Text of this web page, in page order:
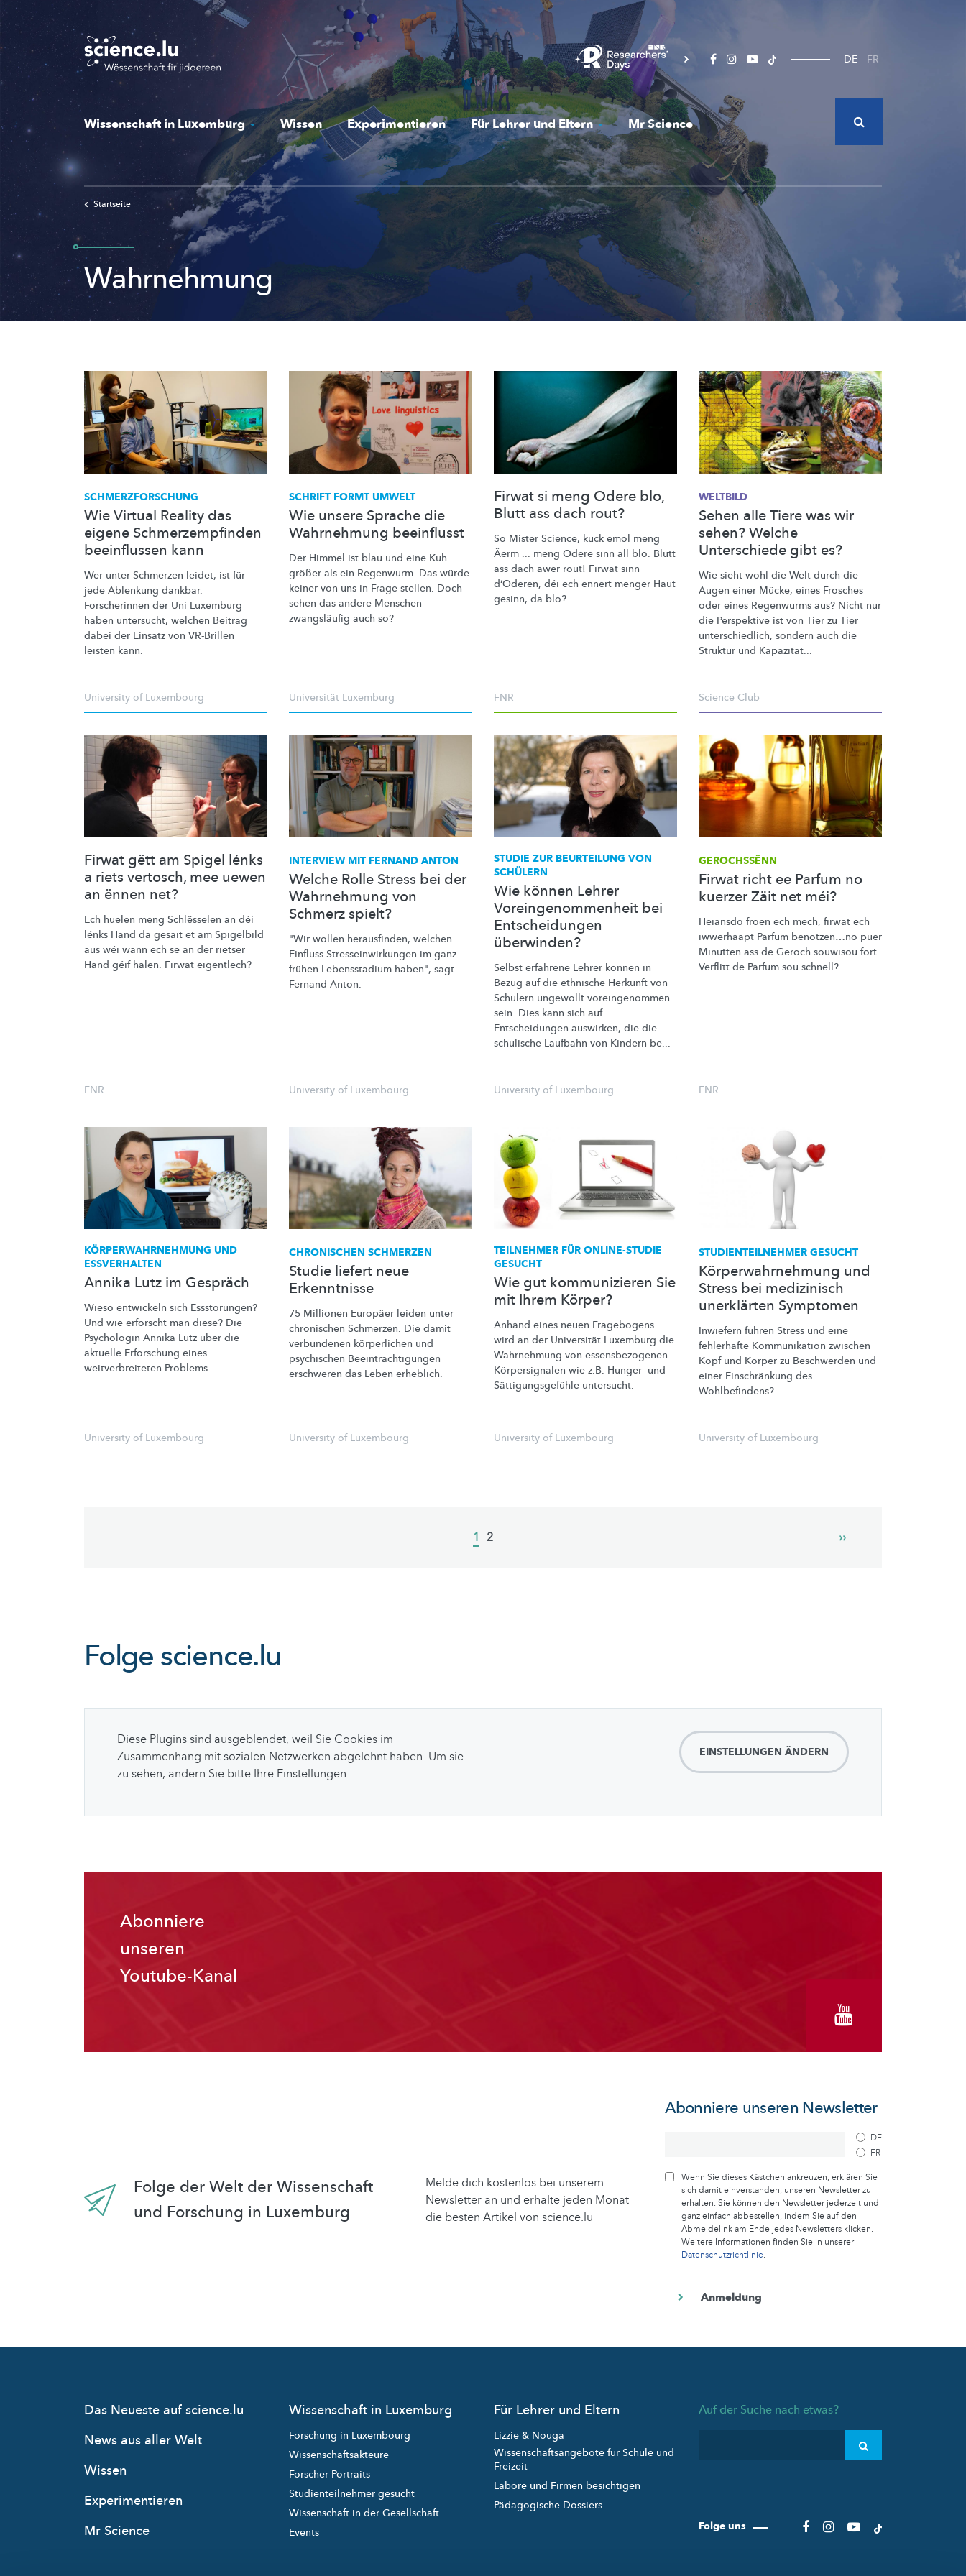
Skip
to
main
content
DE FR
Wissenschaft in Luxemburg Wissen Experimentieren Für Lehrer und Eltern Mr Science
Startseite
Wahrnehmung
SCHMERZFORSCHUNG
Wie Virtual Reality das
eigene Schmerzempfinden
beeinflussen kann
Wer unter Schmerzen leidet, ist für
jede Ablenkung dankbar.
Forscherinnen der Uni Luxemburg
haben untersucht, welchen Beitrag
dabei der Einsatz von VR-Brillen
leisten kann.
University of Luxembourg
SCHRIFT FORMT UMWELT
Wie unsere Sprache die
Wahrnehmung beeinflusst
Der Himmel ist blau und eine Kuh
größer als ein Regenwurm. Das würde
keiner von uns in Frage stellen. Doch
sehen das andere Menschen
zwangsläufig auch so?
Universität Luxemburg
Firwat si meng Odere blo,
Blutt ass dach rout?
So Mister Science, kuck emol meng
Äerm ... meng Odere sinn all blo. Blutt
ass dach awer rout! Firwat sinn
d‘Oderen, déi ech ënnert menger Haut
gesinn, da blo?
FNR
WELTBILD
Sehen alle Tiere was wir
sehen? Welche
Unterschiede gibt es?
Wie sieht wohl die Welt durch die
Augen einer Mücke, eines Frosches
oder eines Regenwurms aus? Nicht nur
die Perspektive ist von Tier zu Tier
unterschiedlich, sondern auch die
Struktur und Kapazität...
Science Club
Firwat gëtt am Spigel lénks
a riets vertosch, mee uewen
an ënnen net?
Ech huelen meng Schlësselen an déi
lénks Hand da gesäit et am Spigelbild
aus wéi wann ech se an der rietser
Hand géif halen. Firwat eigentlech?
FNR
INTERVIEW MIT FERNAND ANTON
Welche Rolle Stress bei der
Wahrnehmung von
Schmerz spielt?
"Wir wollen herausfinden, welchen
Einfluss Stresseinwirkungen im ganz
frühen Lebensstadium haben", sagt
Fernand Anton.
University of Luxembourg
STUDIE ZUR BEURTEILUNG VON
SCHÜLERN
Wie können Lehrer
Voreingenommenheit bei
Entscheidungen
überwinden?
Selbst erfahrene Lehrer können in
Bezug auf die ethnische Herkunft von
Schülern ungewollt voreingenommen
sein. Dies kann sich auf
Entscheidungen auswirken, die die
schulische Laufbahn von Kindern be...
University of Luxembourg
GEROCHSSËNN
Firwat richt ee Parfum no
kuerzer Zäit net méi?
Heiansdo froen ech mech, firwat ech
iwwerhaapt Parfum benotzen…no puer
Minutten ass de Geroch souwisou fort.
Verflitt de Parfum sou schnell?
FNR
KÖRPERWAHRNEHMUNG UND
ESSVERHALTEN
Annika Lutz im Gespräch
Wieso entwickeln sich Essstörungen?
Und wie erforscht man diese? Die
Psychologin Annika Lutz über die
aktuelle Erforschung eines
weitverbreiteten Problems.
University of Luxembourg
CHRONISCHEN SCHMERZEN
Studie liefert neue
Erkenntnisse
75 Millionen Europäer leiden unter
chronischen Schmerzen. Die damit
verbundenen körperlichen und
psychischen Beeinträchtigungen
erschweren das Leben erheblich.
University of Luxembourg
TEILNEHMER FÜR ONLINE-STUDIE
GESUCHT
Wie gut kommunizieren Sie
mit Ihrem Körper?
Anhand eines neuen Fragebogens
wird an der Universität Luxemburg die
Wahrnehmung von essensbezogenen
Körpersignalen wie z.B. Hunger- und
Sättigungsgefühle untersucht.
University of Luxembourg
STUDIENTEILNEHMER GESUCHT
Körperwahrnehmung und
Stress bei medizinisch
unerklärten Symptomen
Inwiefern führen Stress und eine
fehlerhafte Kommunikation zwischen
Kopf und Körper zu Beschwerden und
einer Einschränkung des
Wohlbefindens?
University of Luxembourg
Current
1 Page
2
Next
››
Folge science.lu
Diese Plugins sind ausgeblendet, weil Sie Cookies im
Zusammenhang mit sozialen Netzwerken abgelehnt haben. Um sie
zu sehen, ändern Sie bitte Ihre Einstellungen.
EINSTELLUNGEN ÄNDERN
Abonniere
unseren
Youtube-Kanal
Folge der Welt der Wissenschaft
und Forschung in Luxemburg
Melde dich kostenlos bei unserem
Newsletter an und erhalte jeden Monat
die besten Artikel von science.lu
Abonniere unseren Newsletter
DE
FR
Wenn Sie dieses Kästchen ankreuzen, erklären Sie
sich damit einverstanden, unseren Newsletter zu
erhalten. Sie können den Newsletter jederzeit und
ganz einfach abbestellen, indem Sie auf den
Abmeldelink am Ende jedes Newsletters klicken.
Weitere Informationen finden Sie in unserer
Datenschutzrichtlinie.
Das Neueste auf science.lu
News aus aller Welt
Wissen
Experimentieren
Mr Science
Wissenschaft in Luxemburg
Forschung in Luxembourg
Wissenschaftsakteure
Forscher-Portraits
Studienteilnehmer gesucht
Wissenschaft in der Gesellschaft
Events
Für Lehrer und Eltern
Lizzie & Nouga
Wissenschaftsangebote für Schule und
Freizeit
Labore und Firmen besichtigen
Pädagogische Dossiers
Auf der Suche nach etwas?
Folge uns